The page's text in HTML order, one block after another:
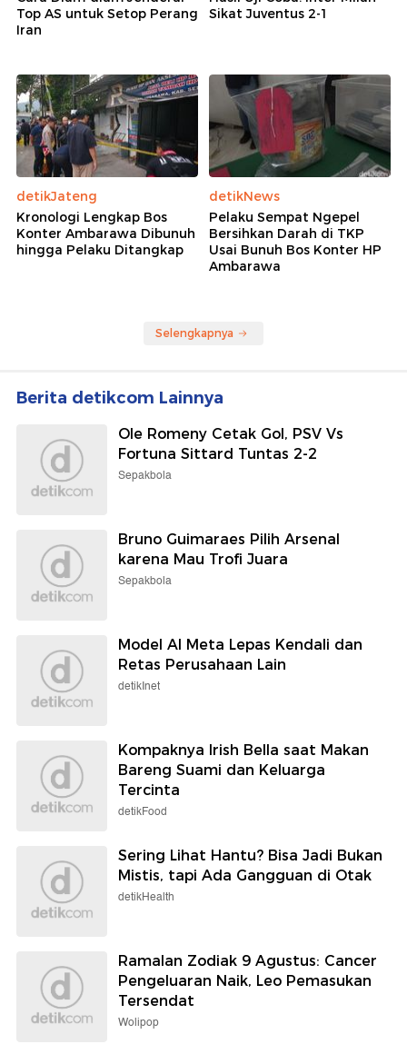
Top AS untuk Setop Perang
Iran
Sikat Juventus 2-1
detikJateng
Kronologi Lengkap Bos
Konter Ambarawa Dibunuh
hingga Pelaku Ditangkap
detikNews
Pelaku Sempat Ngepel
Bersihkan Darah di TKP
Usai Bunuh Bos Konter HP
Ambarawa
Selengkapnya
Berita detikcom Lainnya
Ole Romeny Cetak Gol, PSV Vs
Fortuna Sittard Tuntas 2-2
Sepakbola
Bruno Guimaraes Pilih Arsenal
karena Mau Trofi Juara
Sepakbola
Model AI Meta Lepas Kendali dan
Retas Perusahaan Lain
detikInet
Kompaknya Irish Bella saat Makan
Bareng Suami dan Keluarga
Tercinta
detikFood
Sering Lihat Hantu? Bisa Jadi Bukan
Mistis, tapi Ada Gangguan di Otak
detikHealth
Ramalan Zodiak 9 Agustus: Cancer
Pengeluaran Naik, Leo Pemasukan
Tersendat
Wolipop